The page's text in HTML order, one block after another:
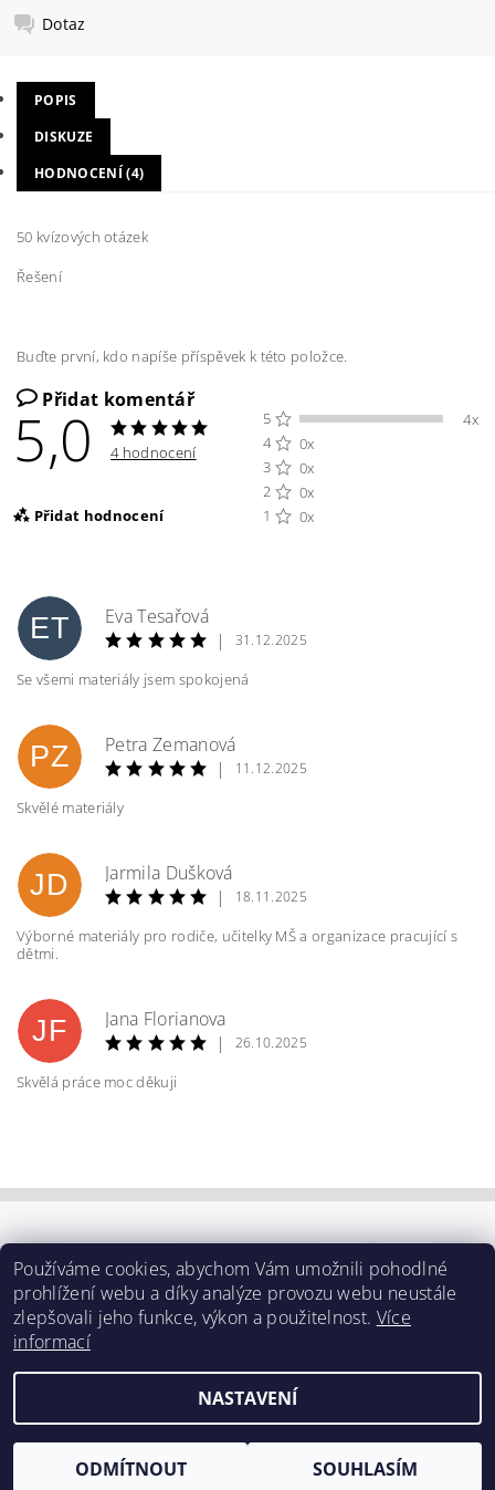
Dotaz
POPIS
DISKUZE
HODNOCENÍ (4)
50 kvízových otázek
Řešení
Buďte první, kdo napíše příspěvek k této položce.
Přidat komentář
5,0 4 hodnocení
Přidat hodnocení
5
4x
4
0x
3
0x
2
0x
1
0x
Vložením hodnocení souhlasíte s
ochrany osobních údajů
ET
Eva Tesařová
|
31.12.2025
Se všemi materiály jsem spokojená
PZ
Petra Zemanová
|
11.12.2025
Skvělé materiály
JD
Jarmila Dušková
|
18.11.2025
Výborné materiály pro rodiče, učitelky MŠ a organizace pracující s
dětmi.
JF
Jana Florianova
|
26.10.2025
Skvělá práce moc děkuji
2026 ©BAVSEN, všechna práva vyhrazena
Používáme cookies, abychom Vám umožnili pohodlné
prohlížení webu a díky analýze provozu webu neustále
zlepšovali jeho funkce, výkon a použitelnost. Více
informací
NASTAVENÍ
ODMÍTNOUT SOUHLASÍM